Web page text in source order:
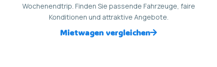
Wochenendtrip. Finden Sie passende Fahrzeuge, faire
Konditionen und attraktive Angebote.
Mietwagen vergleichen